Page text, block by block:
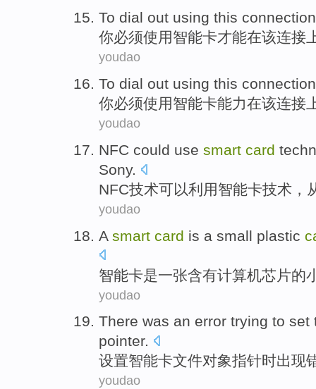
To dial out using this
你必须使用智能卡才能在该连接
youdao
To dial out using this
你必须使用智能卡能力在该连接
youdao
NFC could use smart card
Sony.
NFC技术可以利用智能卡技术 ，
youdao
A smart card is a small plastic
智能卡是一张含有计算机芯片的
youdao
There was an error trying to set
pointer.
设置智能卡文件对象指针时出现
youdao